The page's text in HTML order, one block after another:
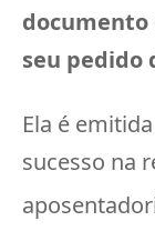
documento
seu pedido
Ela é
sucesso na